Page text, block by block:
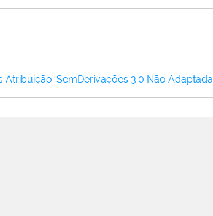
Atribuição-SemDerivações 3.0 Não Adaptada